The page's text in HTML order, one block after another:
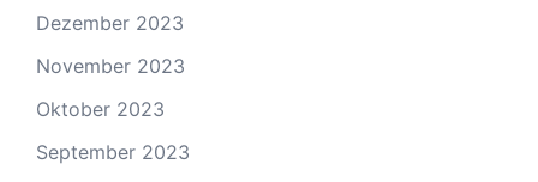
Dezember 2023
November 2023
Oktober 2023
September 2023